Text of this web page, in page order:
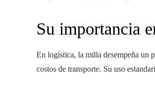
Su importancia
En logística, la milla desempeña un
costos de transporte. Su uso